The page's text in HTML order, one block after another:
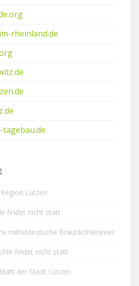
rheinland.de
Lützen
findet nicht statt
mitteldeutsche Braunkohlerevier
findet nicht statt
der Stadt Lützen